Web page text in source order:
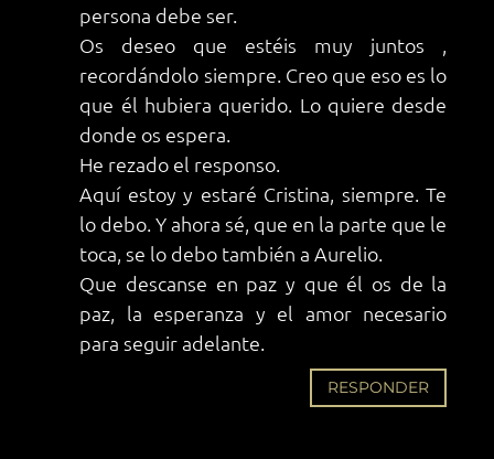
persona debe ser.
Os deseo que estéis muy juntos ,
recordándolo siempre. Creo que eso es lo
que él hubiera querido. Lo quiere desde
donde os espera.
He rezado el responso.
Aquí estoy y estaré Cristina, siempre. Te
lo debo. Y ahora sé, que en la parte que le
toca, se lo debo también a Aurelio.
Que descanse en paz y que él os de la
paz, la esperanza y el amor necesario
para seguir adelante.
RESPONDER